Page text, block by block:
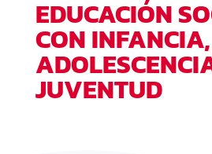
EDUCACIÓN
CON INFANCIA,
JUVENTUD